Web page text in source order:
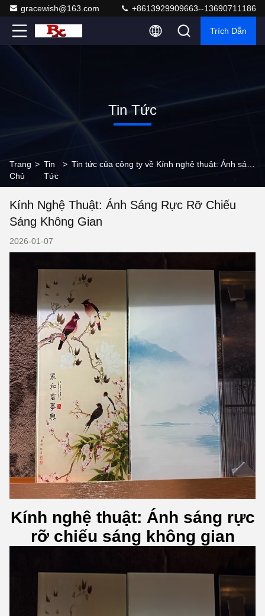
gracewish@163.com +8613929909663--13690711186
Trích Dẫn
Tin Tức
Trang
Chủ
> Tin
Tức
>
Kính Nghệ Thuật: Ánh Sáng Rực Rỡ Chiếu
Sáng Không Gian
2026-01-07
Kính nghệ thuật: Ánh sáng rực
rỡ chiếu sáng không gian